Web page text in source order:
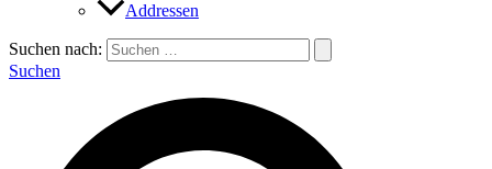
Addressen
Suchen nach:
Suchen